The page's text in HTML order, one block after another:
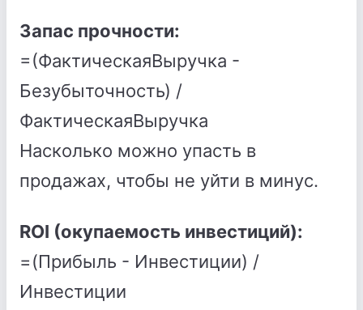
Запас прочности:
=(ФактическаяВыручка -
Безубыточность) /
ФактическаяВыручка
Насколько можно упасть в
продажах, чтобы не уйти в минус.
ROI (окупаемость инвестиций):
=(Прибыль - Инвестиции) /
Инвестиции